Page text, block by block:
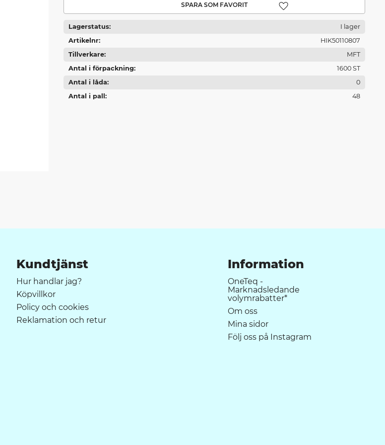
Lägg till i favoriter
Lagerstatus
I lager
Artikelnr
HIK50110807
Tillverkare
MFT
Antal i förpackning
1600 ST
Antal i låda
0
Antal i pall
48
Kundtjänst
Hur handlar jag?
Köpvillkor
Policy och cookies
Reklamation och retur
Information
OneTeq -
Marknadsledande
volymrabatter*
Om oss
Mina sidor
Följ oss på Instagram